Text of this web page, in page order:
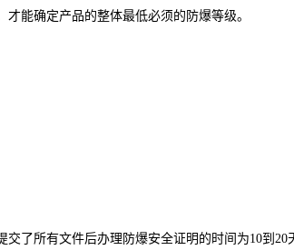
能确定产品的整体最低必须的防爆等级。
了所有文件后办理防爆安全证明的时间为10到20